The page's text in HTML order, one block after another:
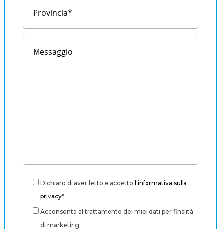
Dichiaro di aver letto e accetto l'informativa sulla
privacy*
Acconsento al trattamento dei miei dati per finalità
di marketing.